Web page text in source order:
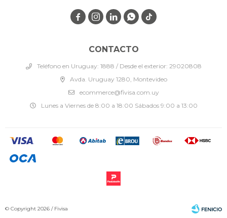
CONTACTO
Teléfono en Uruguay: 1888 / Desde el exterior: 29020808
Avda. Uruguay 1280, Montevideo
ecommerce@fivisa.com.uy
Lunes a Viernes de 8:00 a 18:00 Sábados 9:00 a 13:00
   
© Copyright 2026 / Fivisa